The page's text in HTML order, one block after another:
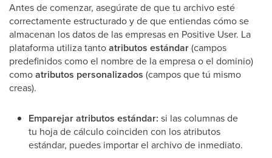
Antes de comenzar, asegúrate de que tu archivo esté
correctamente estructurado y de que entiendas cómo se
almacenan los datos de las empresas en Positive User. La
plataforma utiliza tantoatributos estándar(campos
predefinidos como el nombre de la empresa o el dominio)
comoatributos personalizados (campos que tú mismo
creas).
Emparejar atributos estándar: si las columnas de
tu hoja de cálculo coinciden con los atributos
estándar, puedes importar el archivo de inmediato.